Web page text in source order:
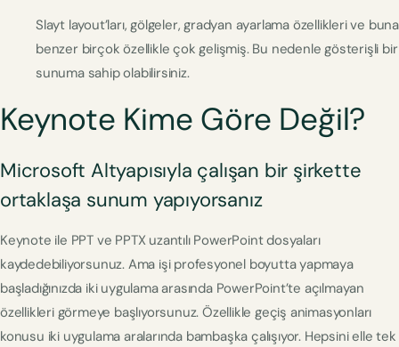
Slayt layout’ları, gölgeler, gradyan ayarlama özellikleri ve buna
benzer birçok özellikle çok gelişmiş. Bu nedenle gösterişli bir
sunuma sahip olabilirsiniz.
Keynote Kime Göre Değil?
Microsoft Altyapısıyla çalışan bir şirkette
ortaklaşa sunum yapıyorsanız
Keynote ile PPT ve PPTX uzantılı PowerPoint dosyaları
kaydedebiliyorsunuz. Ama işi profesyonel boyutta yapmaya
başladığınızda iki uygulama arasında PowerPoint’te açılmayan
özellikleri görmeye başlıyorsunuz. Özellikle geçiş animasyonları
konusu iki uygulama aralarında bambaşka çalışıyor. Hepsini elle tek